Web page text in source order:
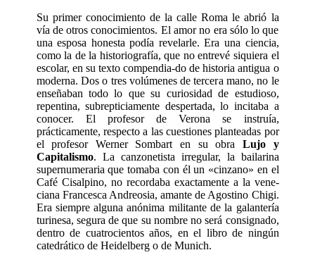
Su primer conocimiento de la calle Roma le abrió la
vía de otros conocimientos. El amor no era sólo lo que
una esposa ho­nesta podía revelarle. Era una ciencia,
co­mo la de la historiografía, que no entrevé siquiera el
escolar, en su texto compendia-do de historia antigua o
moderna. Dos o tres volúmenes de tercera mano, no le
en­señaban todo lo que su curiosidad de es­tudioso,
repentina, subrepticiamente despertada, lo incitaba a
conocer. El profesor de Verona se instruía,
prácticamente, res­pecto a las cuestiones planteadas por
el profesor Werner Sombart en su obra Lu­jo y
Capitalismo. La canzonetista irregu­lar, la bailarina
supernumeraria que tomaba con él un «cinzano» en el
Café Cisalpino, no recordaba exactamente a la vene­
ciana Francesca Andreosia, amante de Agostino Chigi.
Era siempre alguna anónima militante de la galantería
turinesa, segura de que su nombre no será consig­nado,
dentro de cuatrocientos años, en el libro de ningún
catedrático de Heidelberg o de Munich.